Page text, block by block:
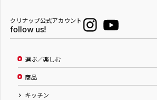
クリナップ公式アカウント
follow us!
選ぶ／楽しむ
商品
キッチン